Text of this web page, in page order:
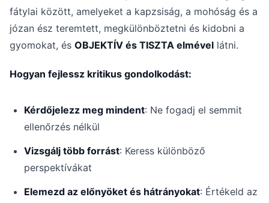
fátylai között, amelyeket a kapzsiság, a mohóság és a
józan ész teremtett, megkülönböztetni és kidobni a
gyomokat, és OBJEKTÍV és TISZTA elmével látni.
Hogyan fejlessz kritikus gondolkodást:
Kérdőjelezz meg mindent: Ne fogadj el semmit
ellenőrzés nélkül
Vizsgálj több forrást: Keress különböző
perspektívákat
Elemezd az előnyöket és hátrányokat: Értékeld az